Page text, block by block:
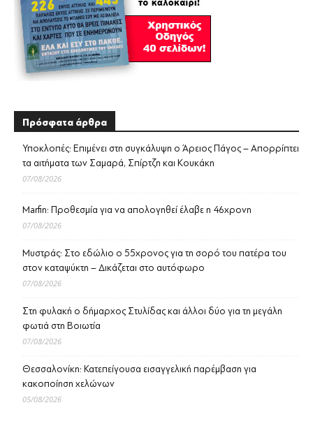
Πρόσφατα άρθρα
Υποκλοπές: Επιμένει στη συγκάλυψη ο Άρειος Πάγος – Απορρίπτει
τα αιτήματα των Σαμαρά, Σπίρτζη και Κουκάκη
07/08/2026
Marfin: Προθεσμία για να απολογηθεί έλαβε η 46χρονη
07/08/2026
Μυστράς: Στο εδώλιο ο 55χρονος για τη σορό του πατέρα του
στον καταψύκτη – Δικάζεται στο αυτόφωρο
07/08/2026
Στη φυλακή ο δήμαρχος Στυλίδας και άλλοι δύο για τη μεγάλη
φωτιά στη Βοιωτία
07/08/2026
Θεσσαλονίκη: Κατεπείγουσα εισαγγελική παρέμβαση για
κακοποίηση χελώνων
05/08/2026